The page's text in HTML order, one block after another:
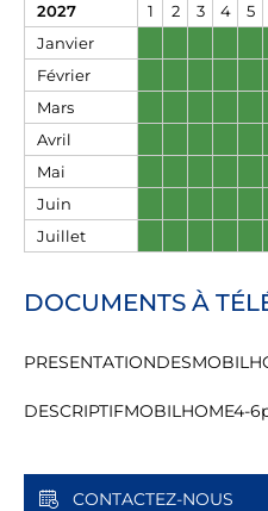
CONTACTEZ-NOUS
2027
1 2 3 4 5
Janvier
Février
Mars
Avril
Mai
Juin
Juillet
DOCUMENTS À
DESCRIPTIFMOBILHOME4-